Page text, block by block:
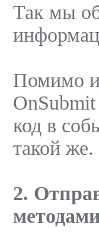
Так мы
Помимо
код в
такой же.
2.